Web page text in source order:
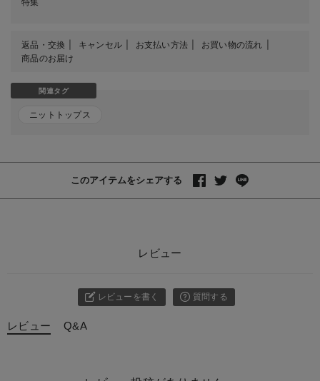
返品・交換 キャンセル お支払い方法
お買い物の流れ
商品のお届け
関連タグ
ニットトップス
このアイテムをシェアする
レビュー
レビューを書く 質問する
レビュー Q&A